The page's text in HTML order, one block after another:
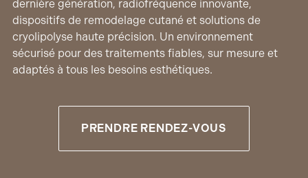
dernière génération, radiofréquence innovante,
dispositifs de remodelage cutané et solutions de
cryolipolyse haute précision. Un environnement
sécurisé pour des traitements fiables, sur mesure et
adaptés à tous les besoins esthétiques.
PRENDRE RENDEZ-VOUS